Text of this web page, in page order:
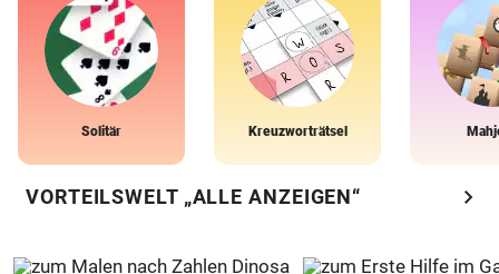
Solitär Kreuzworträtsel
VORTEILSWELT „ALLE ANZEIGEN“ chevron_right